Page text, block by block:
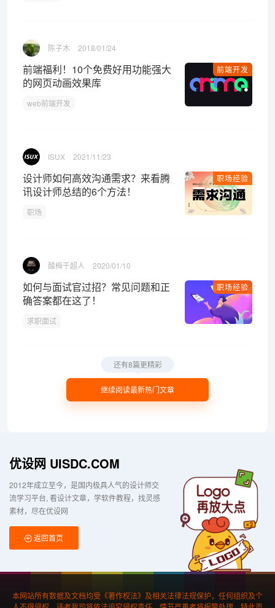
陈子木 2018/01/24
前端开发
前端福利！10个免费好用功能强大
的网页动画效果库
web前端开发
ISUX 2021/11/23
职场经验
设计师如何高效沟通需求？来看腾
讯设计师总结的6个方法！
职场
酸梅干超人 2020/01/10
职场经验
如何与面试官过招？常见问题和正
确答案都在这了！
求职面试
继续阅读最新热门文章
还有8篇更精彩
优设网 UISDC.COM
2012年成立至今，是国内极具人气的设计师交
流学习平台 看设计文章，学软件教程，找灵感
素材，尽在优设网
返回首页
本网站所有数据及文档均受《著作权法》及相关法律法规保护，任何组织及个